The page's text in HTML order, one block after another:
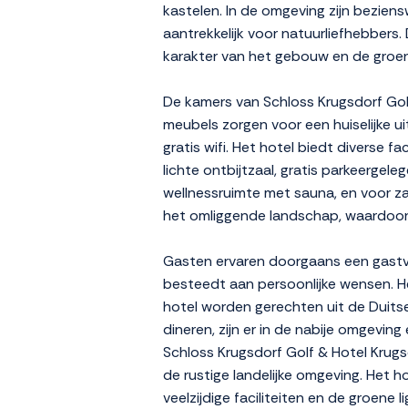
kastelen. In de omgeving zijn
aantrekkelijk voor
karakter van het gebouw en de
De kamers van Schloss Krugsdorf
meubels zorgen voor een huiselijke
gratis wifi. Het hotel biedt diverse
lichte ontbijtzaal, gratis
wellnessruimte met sauna, en voor
het omliggende landschap,
Gasten ervaren doorgaans een
besteedt aan persoonlijke wensen.
hotel worden gerechten uit de
dineren, zijn er in de nabije
Schloss Krugsdorf Golf & Hotel
de rustige landelijke omgeving. Het
veelzijdige faciliteiten en de groene